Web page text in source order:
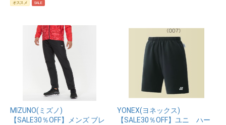
オススメ SALE
MIZUNO(ミズノ)
【SALE30％OFF】メンズ ブレ
YONEX(ヨネックス)
【SALE30％OFF】ユニ ハー